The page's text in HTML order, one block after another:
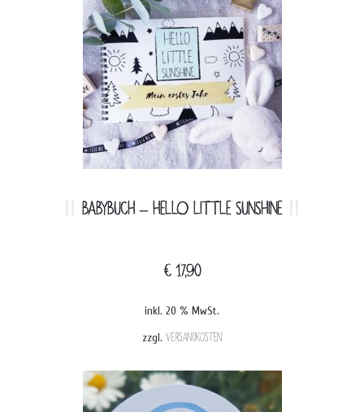
BABYBUCH – HELLO LITTLE SUNSHINE
€ 17,90
inkl. 20 % MwSt.
zzgl. Versandkosten